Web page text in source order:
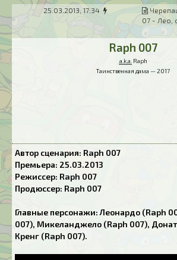
25.03.2013, 17:34
07 - Лео,
Raph 007
a.k.a. Raph
Таинственная дама — 2017
Автор сценария: Raph 007
Премьера: 25.03.2013
Режиссер: Raph 007
Продюссер: Raph 007
Главные персонажи: Леонардо (Raph
007), Микеланджело (Raph 007),
Кренг (Raph 007).